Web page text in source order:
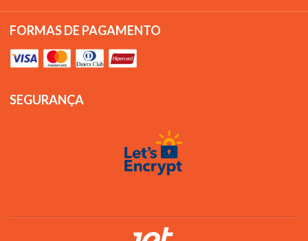
FORMAS DE PAGAMENTO
SEGURANÇA